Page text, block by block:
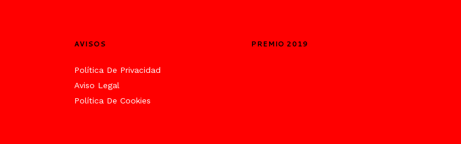
AVISOS
Política De Privacidad
Aviso Legal
Política De Cookies
PREMIO 2019